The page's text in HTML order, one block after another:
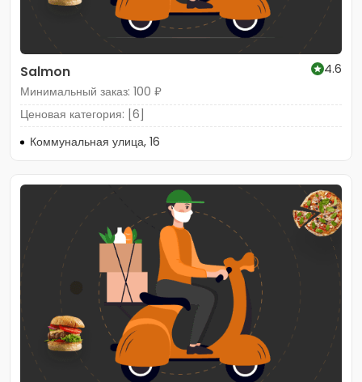
Salmon
4.6
Минимальный заказ: 100 ₽
Ценовая категория: [6]
Коммунальная улица, 16